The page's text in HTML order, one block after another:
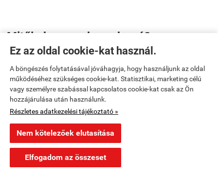
Ez az oldal cookie-kat használ.
A böngészés folytatásával jóváhagyja, hogy használjunk az oldal
működéséhez szükséges cookie-kat. Statisztikai, marketing célú
vagy személyre szabással kapcsolatos cookie-kat csak az Ön
hozzájárulása után használunk.
Részletes adatkezelési tájékoztató »
Nem kötelezőek elutasítása
Elfogadom az összeset
Mitől okos az okosrobogó?
Minden NIU okosrobogó GPS nyomkövetővel, és
tempomat és az automatikusan kikapcsoló irányjelző
minden modellben szériafelszereltség. Az ingyenesen
letölthető NIU e-scooter Mobil Applikáció segítségével
tudjuk tartani a kapcsolatot az elektromos robogónkkal, és
GPS:
A térképen minden előző útvonalad
kirajzoltatható, így könnyedén navigálhatsz oda is,
ahol egyszer már jártál.